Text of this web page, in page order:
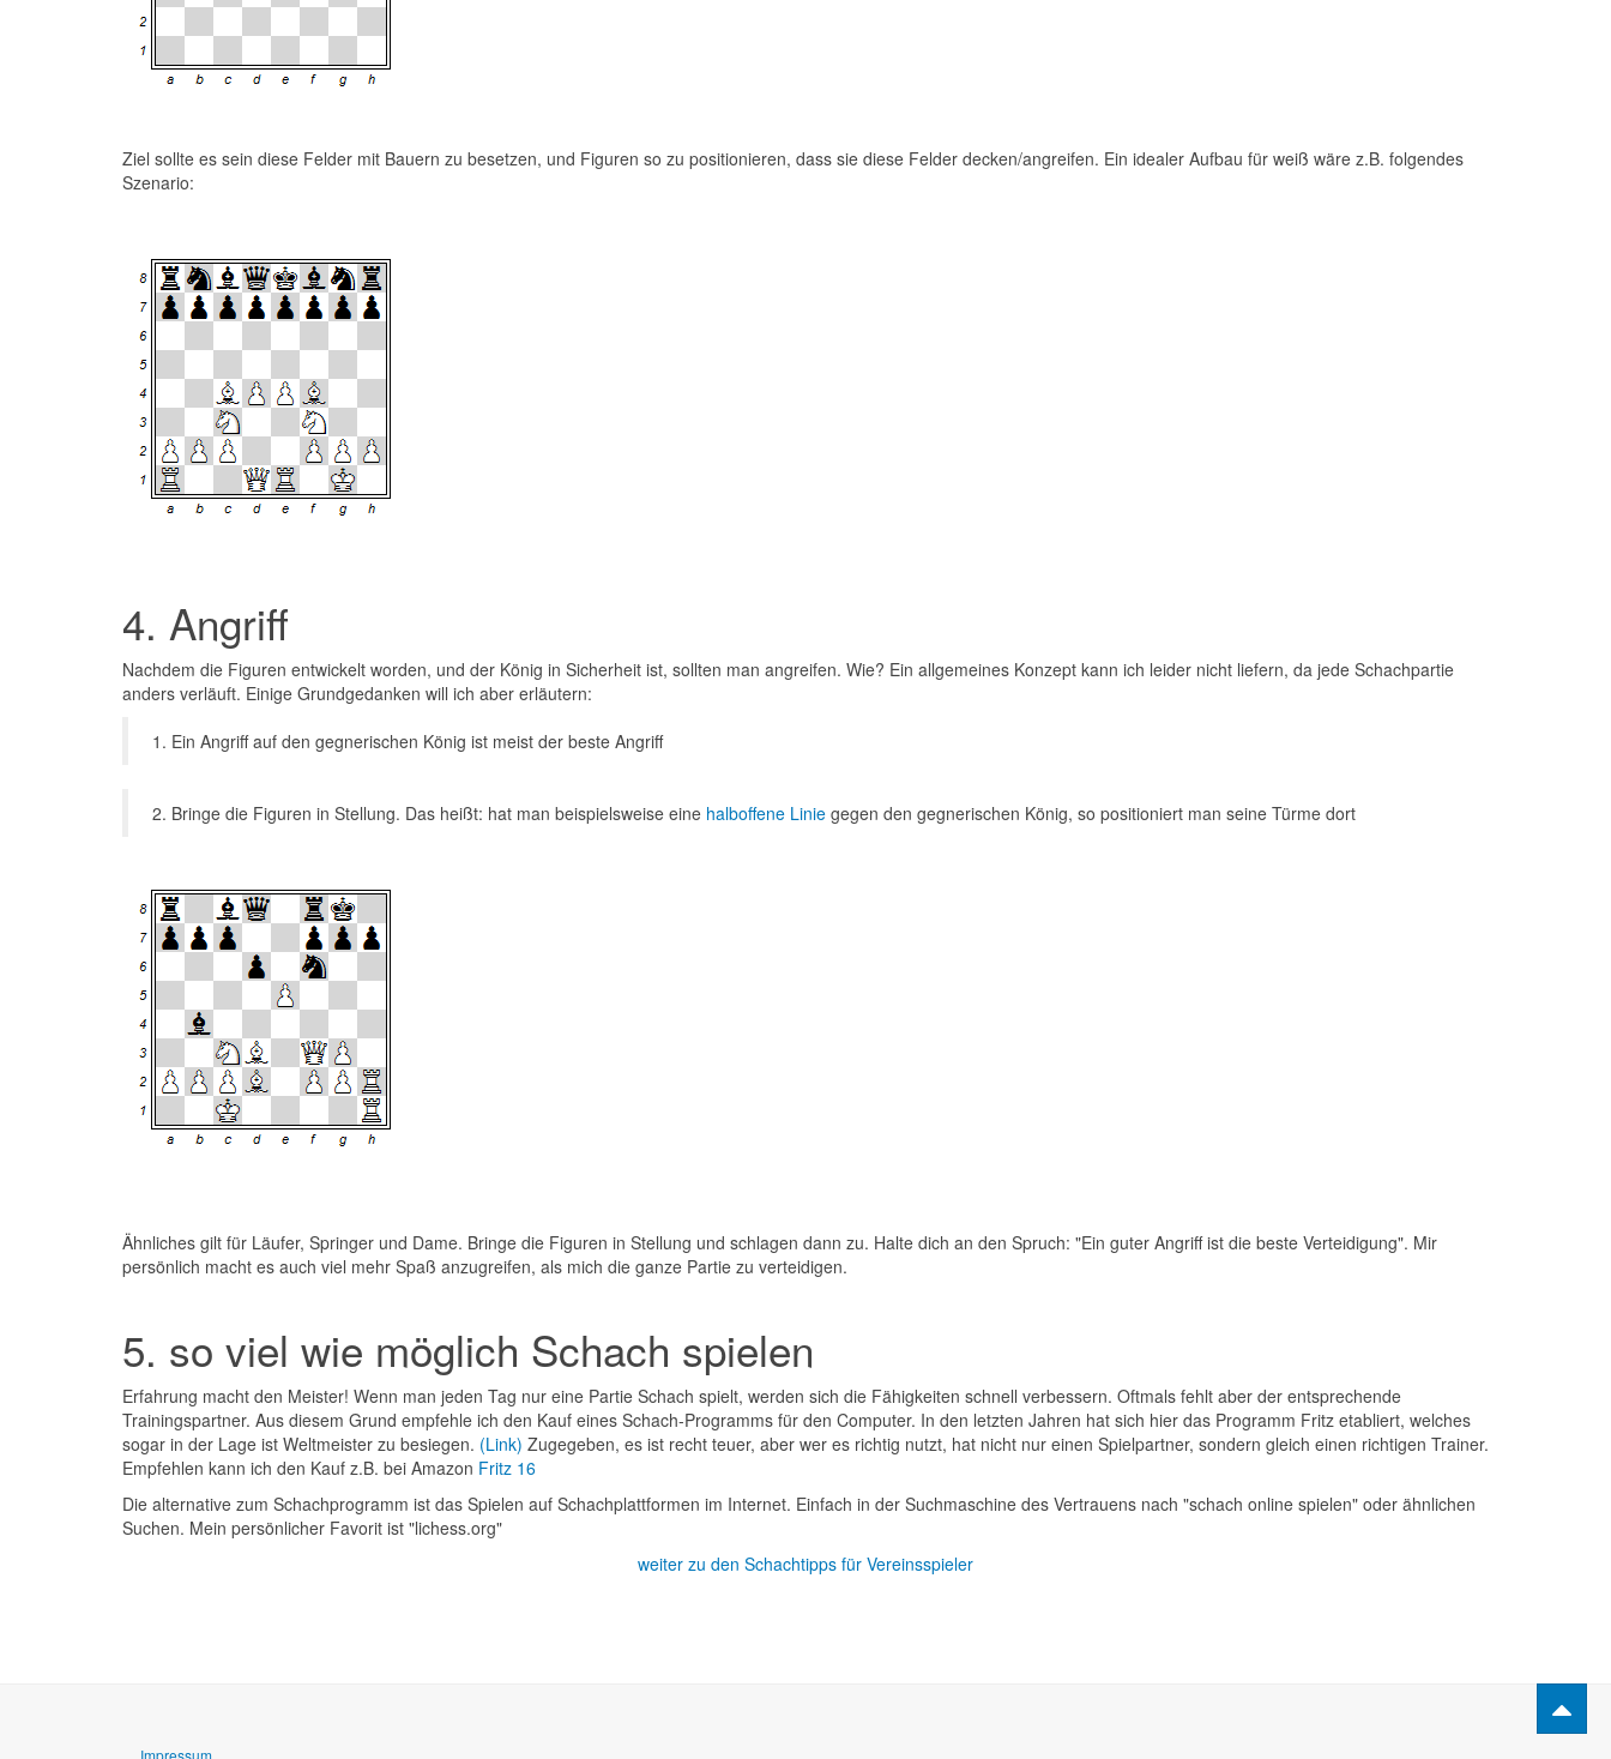
Ziel sollte es sein diese Felder mit Bauern zu besetzen, und Figuren so zu positionieren, dass sie diese Felder decken/angreifen. Ein idealer Aufbau für weiß wäre z.B. folgendes
Szenario:
4. Angriff
Nachdem die Figuren entwickelt worden, und der König in Sicherheit ist, sollten man angreifen. Wie? Ein allgemeines Konzept kann ich leider nicht liefern, da jede Schachpartie
anders verläuft. Einige Grundgedanken will ich aber erläutern:
1. Ein Angriff auf den gegnerischen König ist meist der beste Angriff
2. Bringe die Figuren in Stellung. Das heißt: hat man beispielsweise eine halboffene Linie gegen den gegnerischen König, so positioniert man seine Türme dort
Ähnliches gilt für Läufer, Springer und Dame. Bringe die Figuren in Stellung und schlagen dann zu. Halte dich an den Spruch: "Ein guter Angriff ist die beste Verteidigung". Mir
persönlich macht es auch viel mehr Spaß anzugreifen, als mich die ganze Partie zu verteidigen.
5. so viel wie möglich Schach spielen
Erfahrung macht den Meister! Wenn man jeden Tag nur eine Partie Schach spielt, werden sich die Fähigkeiten schnell verbessern. Oftmals fehlt aber der entsprechende
Trainingspartner. Aus diesem Grund empfehle ich den Kauf eines Schach-Programms für den Computer. In den letzten Jahren hat sich hier das Programm Fritz etabliert, welches
sogar in der Lage ist Weltmeister zu besiegen. (Link) Zugegeben, es ist recht teuer, aber wer es richtig nutzt, hat nicht nur einen Spielpartner, sondern gleich einen richtigen Trainer.
Empfehlen kann ich den Kauf z.B. bei Amazon Fritz 16
Die alternative zum Schachprogramm ist das Spielen auf Schachplattformen im Internet. Einfach in der Suchmaschine des Vertrauens nach "schach online spielen" oder ähnlichen
Suchen. Mein persönlicher Favorit ist "lichess.org"
weiter zu den Schachtipps für Vereinsspieler
Impressum